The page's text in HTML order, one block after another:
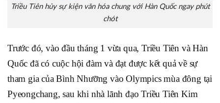
Triều Tiên hủy sự kiện văn hóa chung với Hàn Quốc ngay phút
chót
Trước đó, vào đầu tháng 1 vừa qua, Triều Tiên và Hàn
Quốc đã có cuộc hội đàm và đạt được kết quả về sự
tham gia của Bình Nhưỡng vào Olympics mùa đông tại
Pyeongchang, sau khi nhà lãnh đạo Triều Tiên Kim